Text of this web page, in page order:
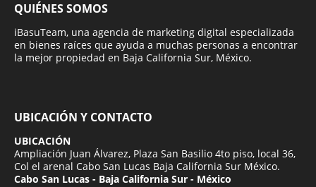
QUIÉNES SOMOS
iBasuTeam, una agencia de marketing digital especializada
en bienes raíces que ayuda a muchas personas a encontrar
la mejor propiedad en Baja California Sur, México.
UBICACIÓN Y CONTACTO
UBICACIÓN
Ampliación Juan Álvarez, Plaza San Basilio 4to piso, local 36,
Col el arenal Cabo San Lucas Baja California Sur México.
Cabo San Lucas - Baja California Sur - México